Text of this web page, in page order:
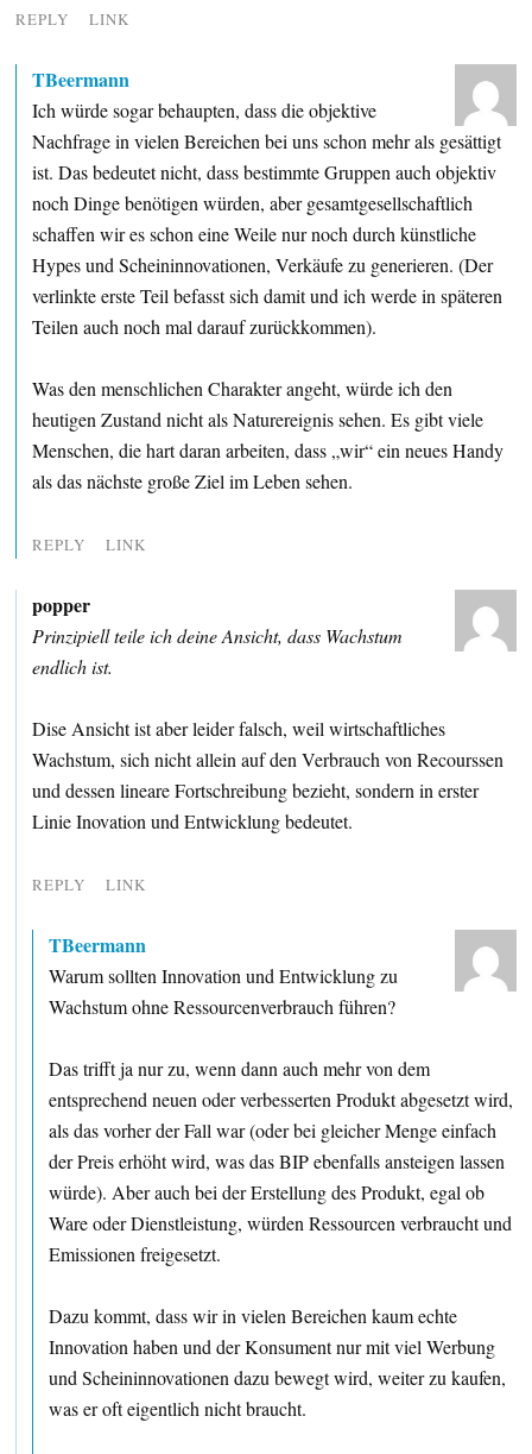
REPLY LINK
TBeermann
Ich würde sogar behaupten, dass die objektive
Nachfrage in vielen Bereichen bei uns schon mehr als gesättigt
ist. Das bedeutet nicht, dass bestimmte Gruppen auch objektiv
noch Dinge benötigen würden, aber gesamtgesellschaftlich
schaffen wir es schon eine Weile nur noch durch künstliche
Hypes und Scheininnovationen, Verkäufe zu generieren. (Der
verlinkte erste Teil befasst sich damit und ich werde in späteren
Teilen auch noch mal darauf zurückkommen).
Was den menschlichen Charakter angeht, würde ich den
heutigen Zustand nicht als Naturereignis sehen. Es gibt viele
Menschen, die hart daran arbeiten, dass „wir“ ein neues Handy
als das nächste große Ziel im Leben sehen.
REPLY LINK
popper
Prinzipiell teile ich deine Ansicht, dass Wachstum
endlich ist.
Dise Ansicht ist aber leider falsch, weil wirtschaftliches
Wachstum, sich nicht allein auf den Verbrauch von Recourssen
und dessen lineare Fortschreibung bezieht, sondern in erster
Linie Inovation und Entwicklung bedeutet.
REPLY LINK
TBeermann
Warum sollten Innovation und Entwicklung zu
Wachstum ohne Ressourcenverbrauch führen?
Das trifft ja nur zu, wenn dann auch mehr von dem
entsprechend neuen oder verbesserten Produkt abgesetzt wird,
als das vorher der Fall war (oder bei gleicher Menge einfach
der Preis erhöht wird, was das BIP ebenfalls ansteigen lassen
würde). Aber auch bei der Erstellung des Produkt, egal ob
Ware oder Dienstleistung, würden Ressourcen verbraucht und
Emissionen freigesetzt.
Dazu kommt, dass wir in vielen Bereichen kaum echte
Innovation haben und der Konsument nur mit viel Werbung
und Scheininnovationen dazu bewegt wird, weiter zu kaufen,
was er oft eigentlich nicht braucht.